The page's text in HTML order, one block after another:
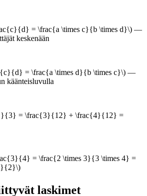
= \frac{a \times c}{b \times d}\) —
keskenään
= \frac{a \times d}{b \times c}\) —
käänteisluvulla
= \frac{3}{12} + \frac{4}{12} =
= \frac{2 \times 3}{3 \times 4} =
laskimet